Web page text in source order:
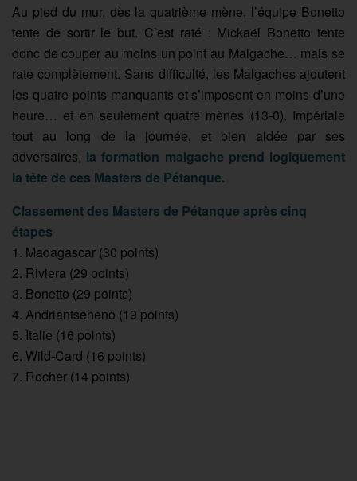
Au pied du mur, dès la quatrième mène, l’équipe Bonetto
tente de sortir le but. C’est raté : Mickaël Bonetto tente
donc de couper au moins un point au Malgache… mais se
rate complètement. Sans difficulté, les Malgaches ajoutent
les quatre points manquants et s’imposent en moins d’une
heure… et en seulement quatre mènes (13-0). Impériale
tout au long de la journée, et bien aidée par ses
adversaires, la formation malgache prend logiquement
la tête de ces Masters de Pétanque.
Classement des Masters de Pétanque après cinq
étapes
1. Madagascar (30 points)
2. Riviera (29 points)
3. Bonetto (29 points)
4. Andriantseheno (19 points)
5. Italie (16 points)
6. Wild-Card (16 points)
7. Rocher (14 points)